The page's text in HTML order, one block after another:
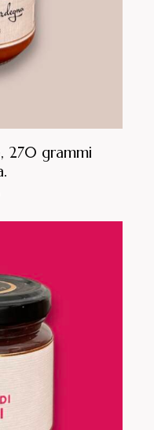
270 grammi